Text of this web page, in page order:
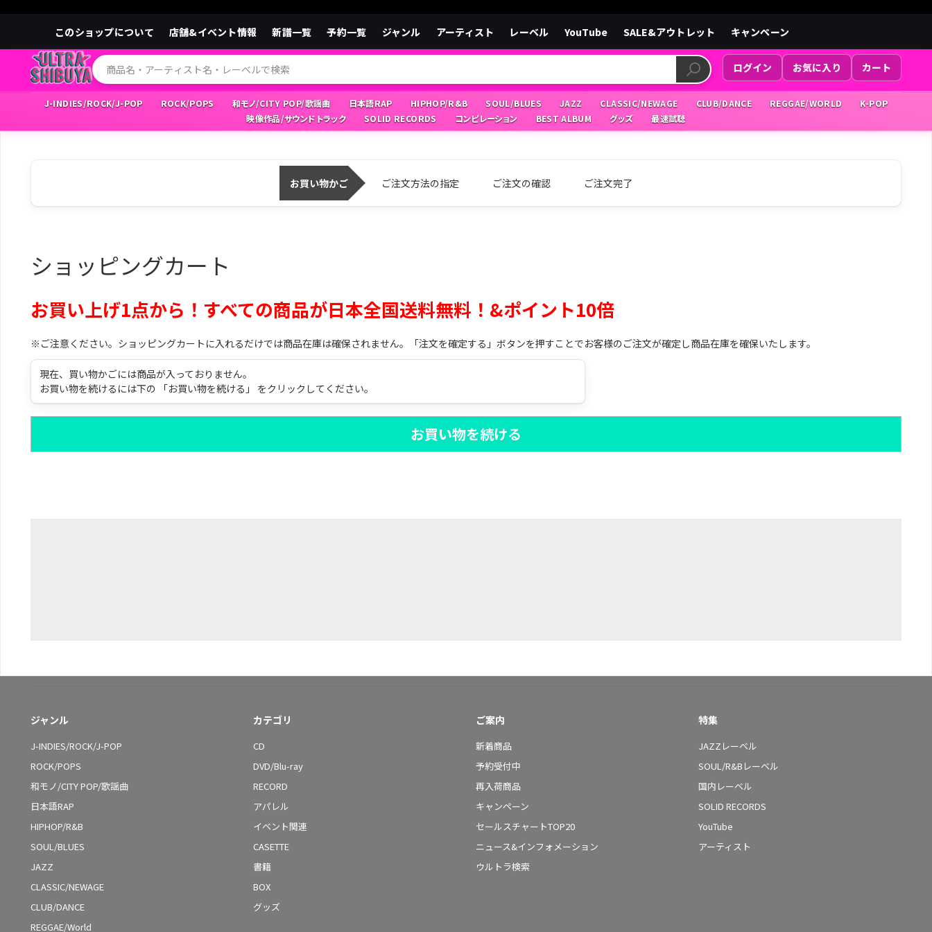
このショップについて 店舗&イベント情報 新譜一覧 予約一覧 ジャンル アーティスト レーベル YouTube SALE&アウトレット キャンペーン
ログイン お気に入り カート
J-INDIES/ROCK/J-POP ROCK/POPS 和モノ/CITY POP/歌謡曲 日本語RAP HIPHOP/R&B SOUL/BLUES JAZZ CLASSIC/NEWAGE CLUB/DANCE REGGAE/WORLD
K-POP
映像作品/サウンドトラック
SOLID RECORDS コンピレーション BEST ALBUM グッズ 最速試聴
お買い物かご ご注文方法の指定 ご注文の確認 ご注文完了
ショッピングカート
お買い上げ1点から！すべての商品が日本全国送料無料！&ポイント10倍
※ご注意ください。ショッピングカートに入れるだけでは商品在庫は確保されません。「注文を確定する」ボタンを押すことでお客様のご注文が確定し商品在庫を確保いたします。
現在、買い物かごには商品が入っておりません。
お買い物を続けるには下の 「お買い物を続ける」 をクリックしてください。
お買い物を続ける
ジャンル
J-INDIES/ROCK/J-POP
ROCK/POPS
和モノ/CITY POP/歌謡曲
日本語RAP
HIPHOP/R&B
SOUL/BLUES
JAZZ
CLASSIC/NEWAGE
CLUB/DANCE
REGGAE/World
カテゴリ
CD
DVD/Blu-ray
RECORD
アパレル
イベント関連
CASETTE
書籍
BOX
グッズ
ご案内
新着商品
予約受付中
再入荷商品
キャンペーン
セールスチャートTOP20
ニュース&インフォメーション
ウルトラ検索
特集
JAZZレーベル
SOUL/R&Bレーベル
国内レーベル
SOLID RECORDS
YouTube
アーティスト